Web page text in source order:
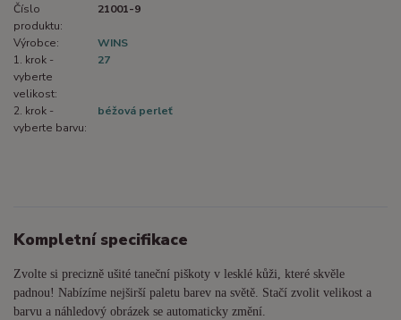
Číslo
produktu:
21001-9
Výrobce:
WINS
1. krok -
vyberte
velikost:
27
2. krok -
vyberte barvu:
béžová perleť
Kompletní specifikace
Zvolte si precizně ušité taneční piškoty v lesklé kůži, které skvěle
padnou! Nabízíme nejširší paletu barev na světě. Stačí zvolit velikost a
barvu a náhledový obrázek se automaticky změní.